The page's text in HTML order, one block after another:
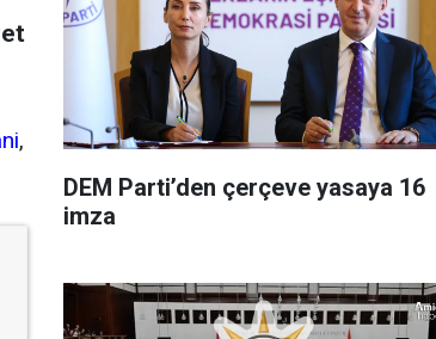
,
DEM Parti’den çerçeve yasaya 16
imza